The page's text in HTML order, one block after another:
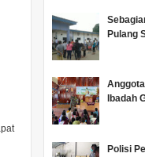
Pulang
Ibadah
Polisi